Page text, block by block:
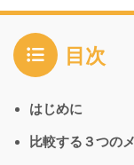
目次
はじめに
比較する３つの